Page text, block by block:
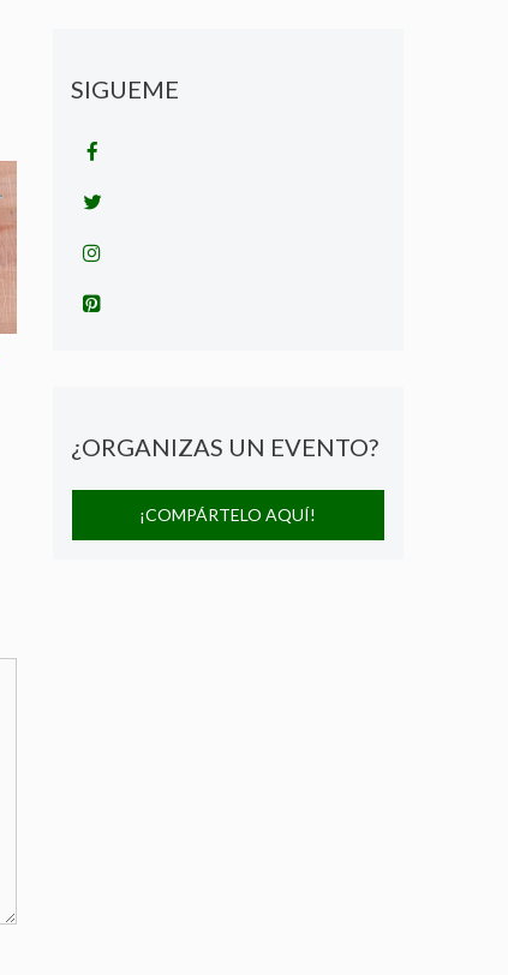
SIGUEME
¿ORGANIZAS UN EVENTO?
¡COMPÁRTELO AQUÍ!